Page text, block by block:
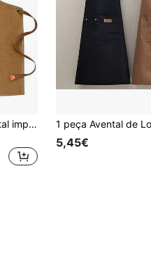
Avental de 1 peça, avental impermeável e à prova de óleo com bolsos, avental universal para mulheres e homens, para cafeteria, restaurante, aventais multiuso
5,45€